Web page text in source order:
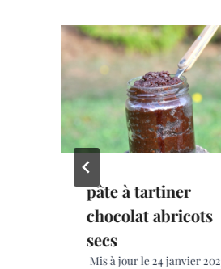
pâte à tartiner
chocolat abricots
secs
Mis à jour le 24 janvier